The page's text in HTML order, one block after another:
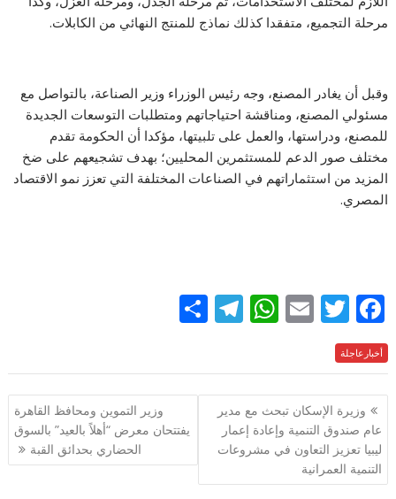
مرحلة التجميع، متفقدا كذلك نماذج للمنتج النهائي من الكابلات.
وقبل أن يغادر المصنع، وجه رئيس الوزراء وزير الصناعة، بالتواصل مع
مسئولي المصنع، ومناقشة احتياجاتهم ومتطلبات التوسعات الجديدة
للمصنع، ودراستها، والعمل على تلبيتها، مؤكدا أن الحكومة تقدم
مختلف صور الدعم للمستثمرين المحليين؛ بهدف تشجيعهم على ضخ
المزيد من استثماراتهم في الصناعات المختلفة التي تعزز نمو الاقتصاد
المصري.
F
ac
e
b
o
o
k
T
itt
er
E
ai
l
W
at
s
A
p
p
T
e
gr
ar
e
أخبارعاجلة
تصفّح
المقالات
وزيرة الإسكان تبحث مع مدير
عام صندوق التنمية وإعادة إعمار
ليبيا تعزيز التعاون في مشروعات
التنمية العمرانية
وزير التموين ومحافظ القاهرة
يفتتحان معرض “أهلاً بالعيد” بالسوق
الحضاري بحدائق القبة